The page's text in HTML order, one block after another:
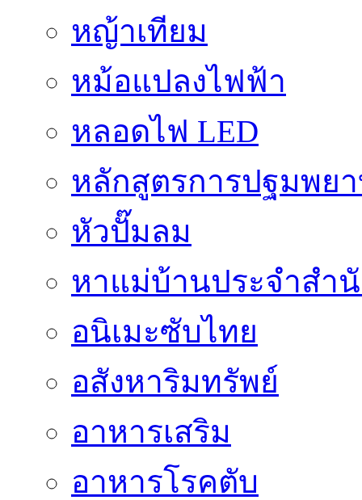
หญ้าเทียม
หม้อแปลงไฟฟ้า
หลอดไฟ LED
หลักสูตรการปฐมพย
หัวปั๊มลม
หาแม่บ้านประจำสำ
อนิเมะซับไทย
อสังหาริมทรัพย์
อาหารเสริม
อาหารโรคตับ